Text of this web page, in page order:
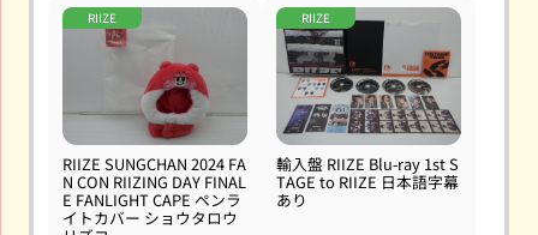
RIIZE
RIIZE SUNGCHAN 2024 FA
N CON RIIZING DAY FINAL
E FANLIGHT CAPE ペンラ
イトカバー ショウタロウ
RIIZE
輸入盤 RIIZE Blu-ray 1st S
TAGE to RIIZE 日本語字幕
あり